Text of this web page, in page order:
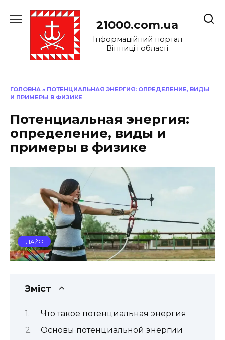
до
21000.com.ua
Інформаційний портал
Вінниці і області
ГОЛОВНА » ПОТЕНЦИАЛЬНАЯ ЭНЕРГИЯ: ОПРЕДЕЛЕНИЕ, ВИДЫ
И ПРИМЕРЫ В ФИЗИКЕ
Потенциальная энергия:
определение, виды и
примеры в физике
ЛАЙФ
Зміст
Что такое потенциальная энергия
Основы потенциальной энергии